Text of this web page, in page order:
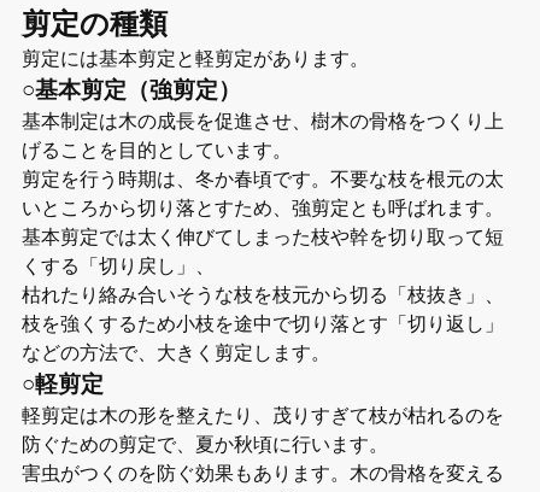
剪定の種類
剪定には基本剪定と軽剪定があります。
○基本剪定（強剪定）
基本制定は木の成長を促進させ、樹木の骨格をつくり上
げることを目的としています。
剪定を行う時期は、冬か春頃です。不要な枝を根元の太
いところから切り落とすため、強剪定とも呼ばれます。
基本剪定では太く伸びてしまった枝や幹を切り取って短
くする「切り戻し」、
枯れたり絡み合いそうな枝を枝元から切る「枝抜き」、
枝を強くするため小枝を途中で切り落とす「切り返し」
などの方法で、大きく剪定します。
○軽剪定
軽剪定は木の形を整えたり、茂りすぎて枝が枯れるのを
防ぐための剪定で、夏か秋頃に行います。
害虫がつくのを防ぐ効果もあります。木の骨格を変える